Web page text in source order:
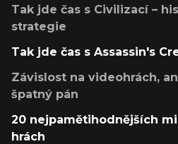
Tak jde čas s Civilizací –
strategie
Tak jde čas s Assassin's
Závislost na videohrách,
špatný pán
20 nejpamětihodnějších
hrách